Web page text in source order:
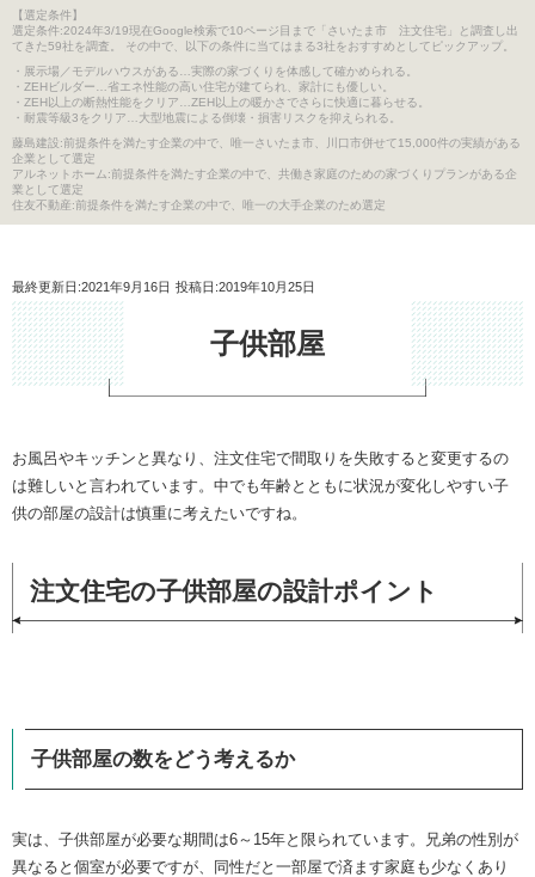
【選定条件】
選定条件:2024年3/19現在Google検索で10ページ目まで「さいたま市 注文住宅」と調査し出
てきた59社を調査。 その中で、以下の条件に当てはまる3社をおすすめとしてピックアップ。
・展示場／モデルハウスがある…実際の家づくりを体感して確かめられる。
・ZEHビルダー…省エネ性能の高い住宅が建てられ、家計にも優しい。
・ZEH以上の断熱性能をクリア…ZEH以上の暖かさでさらに快適に暮らせる。
・耐震等級3をクリア…大型地震による倒壊・損害リスクを抑えられる。
藤島建設:前提条件を満たす企業の中で、唯一さいたま市、川口市併せて15,000件の実績がある
企業として選定
アルネットホーム:前提条件を満たす企業の中で、共働き家庭のための家づくりプランがある企
業として選定
住友不動産:前提条件を満たす企業の中で、唯一の大手企業のため選定
最終更新日:2021年9月16日 投稿日:2019年10月25日
子供部屋
お風呂やキッチンと異なり、注文住宅で間取りを失敗すると変更するの
は難しいと言われています。中でも年齢とともに状況が変化しやすい子
供の部屋の設計は慎重に考えたいですね。
注文住宅の子供部屋の設計ポイント
子供部屋の数をどう考えるか
実は、子供部屋が必要な期間は6～15年と限られています。兄弟の性別が
異なると個室が必要ですが、同性だと一部屋で済ます家庭も少なくあり